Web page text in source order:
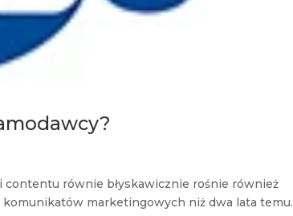
contentu równie błyskawicznie rośnie również
marketingowych niż dwa lata temu.